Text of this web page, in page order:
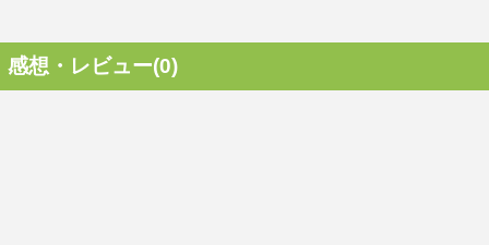
感想・レビュー(0)